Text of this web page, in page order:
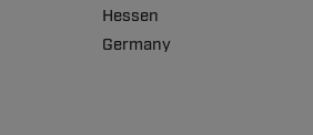
Hessen
Germany